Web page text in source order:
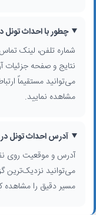
چطور با احداث تونل
شماره تلفن، لینک
نتایج و صفحه
می‌توانید مستقیماً
مشاهده نمایید.
آدرس احداث تونل
آدرس و موقعیت روی
می‌توانید نزدیک‌ترین
مسیر دقیق را مشاهده